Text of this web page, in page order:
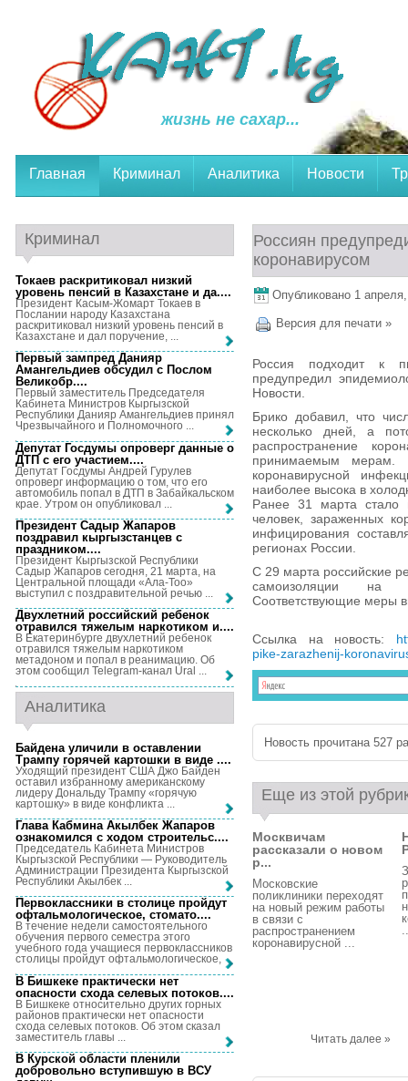
жизнь не сахар...
Главная Криминал Аналитика Новости
Россиян
коронавирусом
Опубликовано 1
Версия для печати »
Россия подходит к
предупредил
Новости.
Брико добавил, что
несколько дней, а
распространение
принимаемым мерам.
коронавирусной
наиболее высока в
Ранее 31 марта стало
человек, зараженных
инфицирования
регионах России.
С 29 марта российские
самоизоляции на
Соответствующие меры
Ссылка на новость:
pike-zarazhenij-
Новость прочитана 527
Еще из этой
Москвичам
рассказали о новом
р...
Московские
поликлиники переходят
на новый режим работы
в связи с
распространением
коронавирусной ...
Читать далее »
Криминал
Токаев раскритиковал низкий
уровень пенсий в Казахстане и да....
Президент Касым-Жомарт Токаев в
Послании народу Казахстана
раскритиковал низкий уровень пенсий в
Казахстане и дал поручение, ...
Первый зампред Данияр
Амангельдиев обсудил с Послом
Великобр....
Первый заместитель Председателя
Кабинета Министров Кыргызской
Республики Данияр Амангельдиев принял
Чрезвычайного и Полномочного ...
Депутат Госдумы опроверг данные о
ДТП с его участием....
Депутат Госдумы Андрей Гурулев
опроверг информацию о том, что его
автомобиль попал в ДТП в Забайкальском
крае. Утром он опубликовал ...
Президент Садыр Жапаров
поздравил кыргызстанцев с
праздником....
Президент Кыргызской Республики
Садыр Жапаров сегодня, 21 марта, на
Центральной площади «Ала-Тоо»
выступил с поздравительной речью ...
Двухлетний российский ребенок
отравился тяжелым наркотиком и....
В Екатеринбурге двухлетний ребенок
отравился тяжелым наркотиком
метадоном и попал в реанимацию. Об
этом сообщил Telegram-канал Ural ...
Аналитика
Байдена уличили в оставлении
Трампу горячей картошки в виде ....
Уходящий президент США Джо Байден
оставил избранному американскому
лидеру Дональду Трампу «горячую
картошку» в виде конфликта ...
Глава Кабмина Акылбек Жапаров
ознакомился с ходом строительс....
Председатель Кабинета Министров
Кыргызской Республики — Руководитель
Администрации Президента Кыргызской
Республики Акылбек ...
Первоклассники в столице пройдут
офтальмологическое, стомато....
В течение недели самостоятельного
обучения первого семестра этого
учебного года учащиеся первоклассников
столицы пройдут офтальмологическое, ...
В Бишкеке практически нет
опасности схода селевых потоков....
В Бишкеке относительно других горных
районов практически нет опасности
схода селевых потоков. Об этом сказал
заместитель главы ...
В Курской области пленили
добровольно вступившую в ВСУ